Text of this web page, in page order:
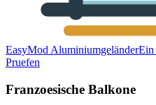
EasyMod AluminiumgeländerEin
Pruefen
Franzoesische Balkone